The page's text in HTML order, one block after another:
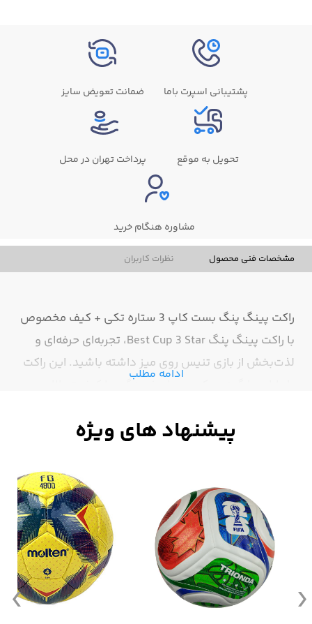
پشتیبانی اسپرت باما ضمانت تعویض سایز
تحویل به موقع پرداخت تهران در محل
مشاوره هنگام خرید
مشخصات فنی محصول نظرات کاربران
راکت پینگ پنگ بست کاپ 3 ستاره تکی + کیف مخصوص
با راکت پینگ پنگ Best Cup 3 Star، تجربه‌ای حرفه‌ای و
لذت‌بخش از بازی تنیس روی میز داشته باشید. این راکت
با طراحی ارگونومیک و سطح ضربه‌گیر با کیفیت بالا،
است که به دنبال کنترل دقیق، سرعت بالا و اسپین قوی
ارائه می‌شود تا به‌راحتی بتوانید راکت خود را حمل و
نگهداری کنید. دسته چوبی خوش‌دست آن، تسلط شما را
هنگام بازی بیشتر می‌کند و پوشش لاستیکی سطح راکت
نیز دوام بالا و چسبندگی خوبی برای ضربات پیچ‌دار فراهم
می‌سازد.
مشخصات ومزایای محصول
ادامه مطلب